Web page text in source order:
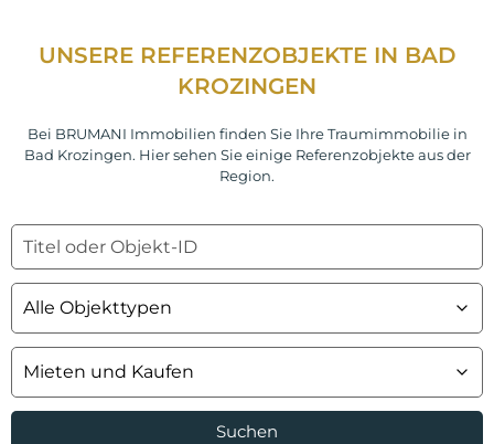
UNSERE REFERENZOBJEKTE IN BAD
KROZINGEN
Bei BRUMANI Immobilien finden Sie Ihre Traumimmobilie in
Bad Krozingen. Hier sehen Sie einige Referenzobjekte aus der
Region.
Suchen